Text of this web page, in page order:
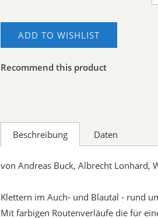
ADD TO WISHLIST
Recommend this product
Beschreibung Daten
von Andreas Buck, Albrecht Lonhard,
Klettern im Auch- und Blautal - rund
Mit farbigen Routenverläufe die für